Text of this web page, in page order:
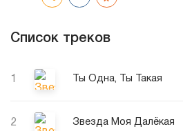
Список треков
1 Ты Одна, Ты Такая
2 Звезда Моя Далёкая